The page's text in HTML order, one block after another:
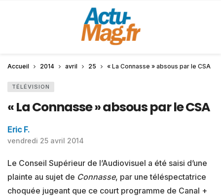
Accueil 2014 avril 25 « La Connasse » absous par le CSA
TÉLÉVISION
« La Connasse » absous par le CSA
Eric F.
vendredi 25 avril 2014
Le Conseil Supérieur de l’Audiovisuel a été saisi d’une
plainte au sujet de Connasse, par une téléspectatrice
choquée jugeant que ce court programme de Canal +